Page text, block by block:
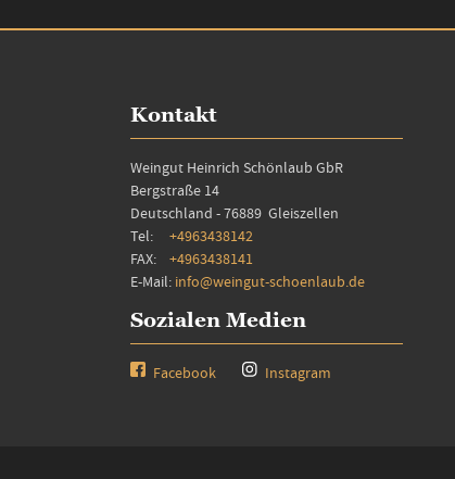
Kontakt
Weingut Heinrich Schönlaub GbR
Bergstraße 14
Deutschland - 76889 Gleiszellen
Tel: +4963438142
FAX: +4963438141
E-Mail: info@weingut-schoenlaub.de
Sozialen Medien
Facebook Instagram